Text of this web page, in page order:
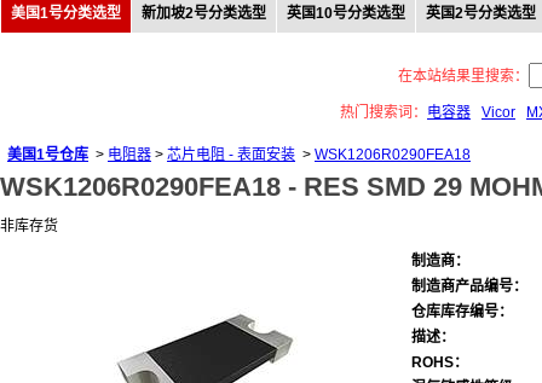
美国1号分类选型 新加坡2号分类选型 英国10号分类选型 英国2号分类选型
在本站结果里搜索：
热门搜索词： 电容器 Vicor
美国1号仓库 > 电阻器 > 芯片电阻 - 表面安装 > WSK1206R0290FEA18
WSK1206R0290FEA18 - RES SMD 29
非库存货
制造商：
制造商产品编号：
仓库库存编号：
描述：
ROHS：